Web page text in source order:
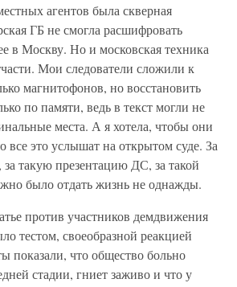
агентов была скверная
ГБ не смогла расшифровать
в Москву. Но и московская техника
Мои следователи сложили к
магнитофонов, но восстановить
по памяти, ведь в текст могли не
места. А я хотела, чтобы они
все это услышат на открытом суде. За
за такую презентацию ДС, за такой
было отдать жизнь не однажды.
против участников демдвижения
тестом, своеобразной реакцией
показали, что общество больно
стадии, гниет заживо и что у